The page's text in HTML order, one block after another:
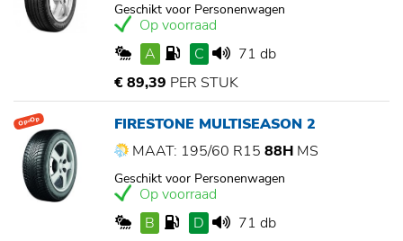
Geschikt voor Personenwagen
Op voorraad
A
C
71 db
€ 89,39 PER STUK
Op=Op
FIRESTONE MULTISEASON 2
MAAT: 195/60 R15 88H MS
Geschikt voor Personenwagen
Op voorraad
B
D
71 db